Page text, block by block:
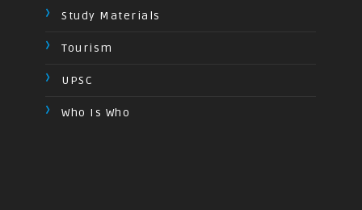
Study Materials
Tourism
UPSC
Who Is Who